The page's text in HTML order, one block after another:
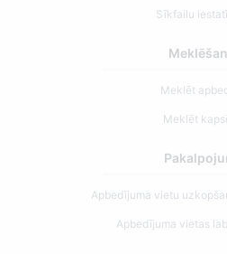
Sīkfailu
Meklēt
Meklēt
Apbedījuma vietu
Apbedījuma vietas